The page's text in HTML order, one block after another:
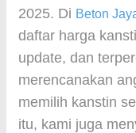
2025. Di Beton
daftar harga
update, dan
merencanakan
memilih kanstin
itu, kami juga